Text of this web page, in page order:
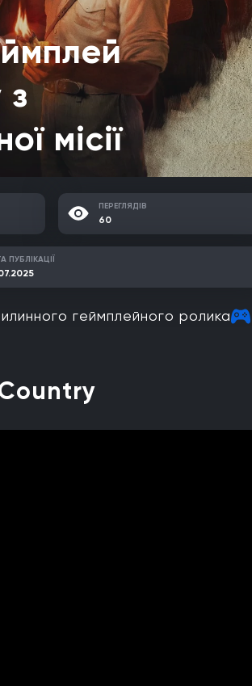
місії
ПЕРЕГЛЯДІВ
60
ПУБЛІКАЦІЇ
геймплейного ролика